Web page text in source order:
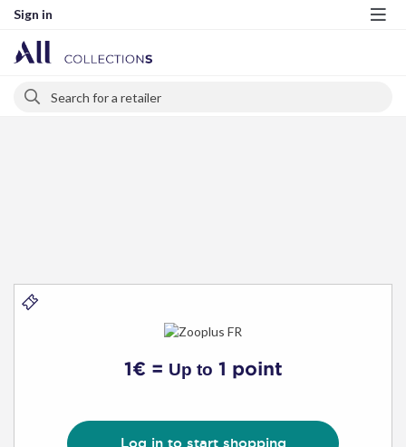
Sign in
Search
1€ = Up to 1 point
Log in to start shopping